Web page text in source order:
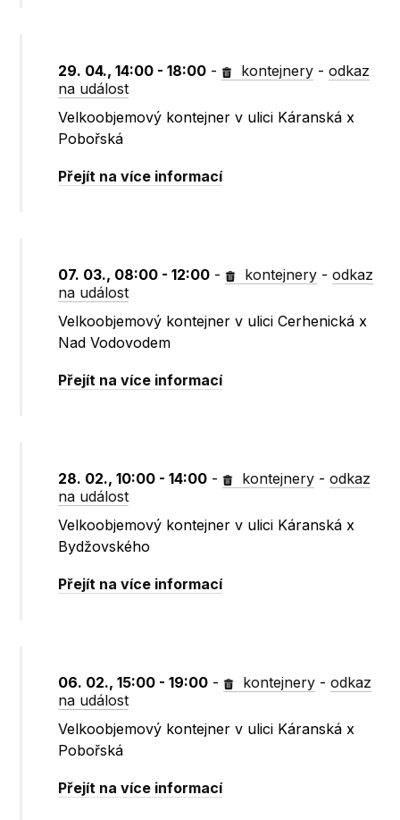
29. 04., 14:00 - 18:00 - kontejnery -odkaz
na událost
Velkoobjemový kontejner v ulici Káranská x
Pobořská
Přejít na více informací
07. 03., 08:00 - 12:00 - kontejnery -odkaz
na událost
Velkoobjemový kontejner v ulici Cerhenická x
Nad Vodovodem
Přejít na více informací
28. 02., 10:00 - 14:00 - kontejnery -odkaz
na událost
Velkoobjemový kontejner v ulici Káranská x
Bydžovského
Přejít na více informací
06. 02., 15:00 - 19:00 - kontejnery -odkaz
na událost
Velkoobjemový kontejner v ulici Káranská x
Pobořská
Přejít na více informací